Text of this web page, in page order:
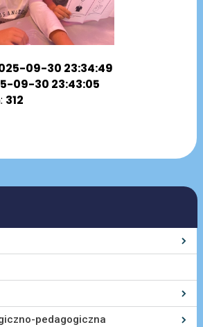
09-30 23:34:49
09-30 23:43:05
312
pedagogiczna